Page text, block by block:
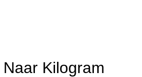
Kilogram